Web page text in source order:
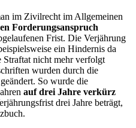
im Zivilrecht im Allgemeinen
Forderungsanspruch
Frist. Die Verjährung
ein Hindernis da
Straftat nicht mehr verfolgt
wurden durch die
So wurde die
auf drei Jahre verkürz
drei Jahre beträgt,